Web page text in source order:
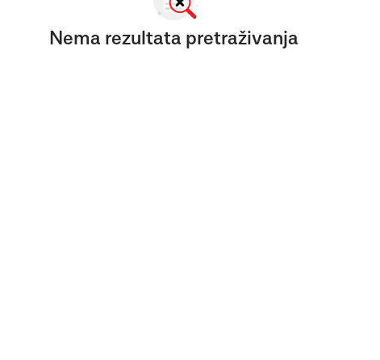
Nema rezultata pretraživanja